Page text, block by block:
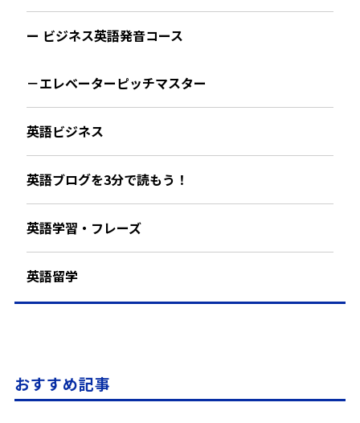
ー ビジネス英語発音コース
－エレベーターピッチマスター
英語ビジネス
英語ブログを3分で読もう！
英語学習・フレーズ
英語留学
おすすめ記事